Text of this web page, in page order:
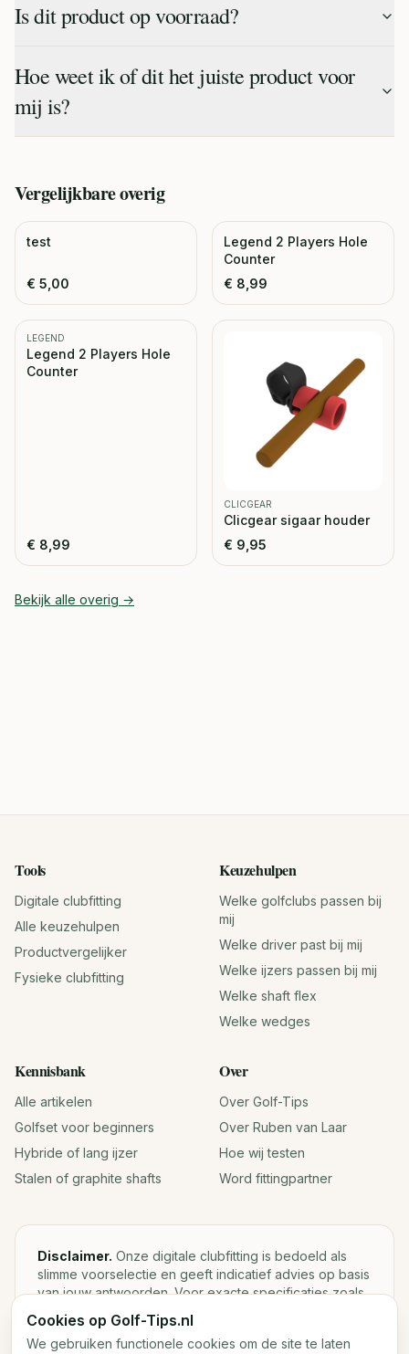
Is dit product op voorraad?
Hoe weet ik of dit het juiste product voor
mij is?
Vergelijkbareoverig
test
€ 5,00
Legend 2 Players Hole
Counter
€ 8,99
LEGEND
Legend 2 Players Hole
Counter
€ 8,99
CLICGEAR
Clicgear sigaar houder
€ 9,95
Bekijk alle overig →
Tools
Digitale clubfitting
Alle keuzehulpen
Productvergelijker
Fysieke clubfitting
Keuzehulpen
Welke golfclubs passen bij
mij
Welke driver past bij mij
Welke ijzers passen bij mij
Welke shaft flex
Welke wedges
Kennisbank
Alle artikelen
Golfset voor beginners
Hybride of lang ijzer
Stalen of graphite shafts
Over
Over Golf-Tips
Over Ruben van Laar
Hoe wij testen
Word fittingpartner
Disclaimer. Onze digitale clubfitting is bedoeld als
slimme voorselectie en geeft indicatief advies op basis
van jouw antwoorden. Voor exacte specificaties zoals
loft, lie, shaftgewicht en swingweight blijft een fysieke
fitting met launch monitor de beste keuze.
Cookies op Golf-Tips.nl
We gebruiken functionele cookies om de site te laten